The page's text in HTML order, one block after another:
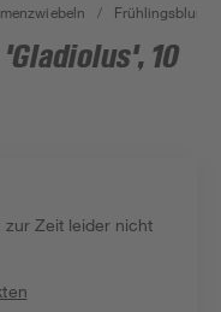
/
10
zur Zeit leider nicht